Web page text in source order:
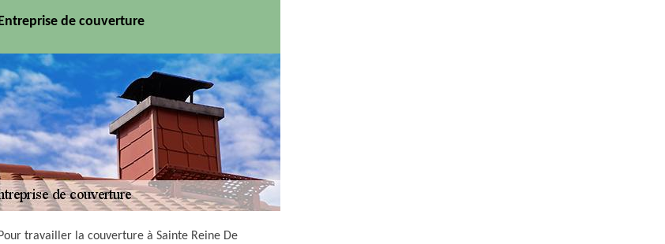
de couverture
travailler la couverture à Sainte Reine De